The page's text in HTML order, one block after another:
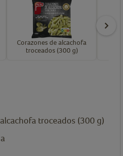
Corazones de alcachofa
troceados (300 g)
troceados (300 g)